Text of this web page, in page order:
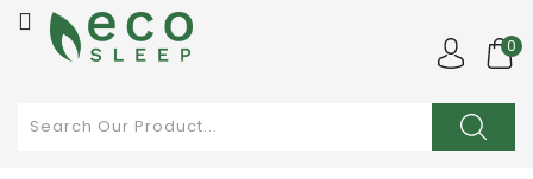
ΚΑΤΗΓΟΡΙΑ
Αρχική
0